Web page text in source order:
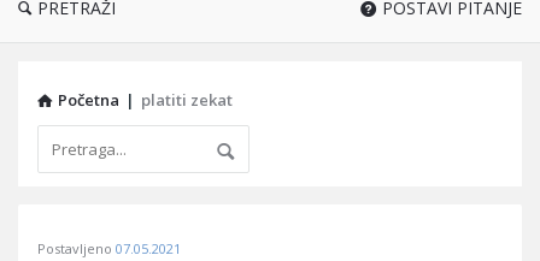
PRETRAŽI POSTAVI PITANJE
Početna | platiti zekat
Postavljeno 07.05.2021